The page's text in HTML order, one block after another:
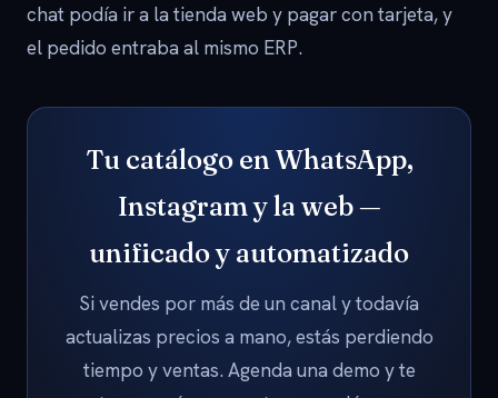
chat podía ir a la tienda web y pagar con tarjeta, y
el pedido entraba al mismo ERP.
Tu catálogo en WhatsApp,
Instagram y la web —
unificado y automatizado
Si vendes por más de un canal y todavía
actualizas precios a mano, estás perdiendo
tiempo y ventas. Agenda una demo y te